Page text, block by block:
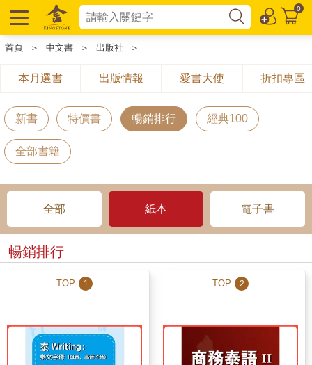
0
首頁 ＞ 中文書 ＞ 出版社 ＞
本月選書 出版情報 愛書大使 折扣專區
新書 特價書 暢銷排行 經典100
全部書籍
全部 紙本 電子書
暢銷排行
TOP 1 TOP 2